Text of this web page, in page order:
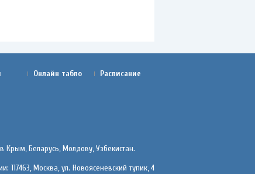
Онлайн табло Расписание
Крым, Беларусь, Молдову, Узбекистан.
117463, Москва, ул. Новоясеневский тупик, 4